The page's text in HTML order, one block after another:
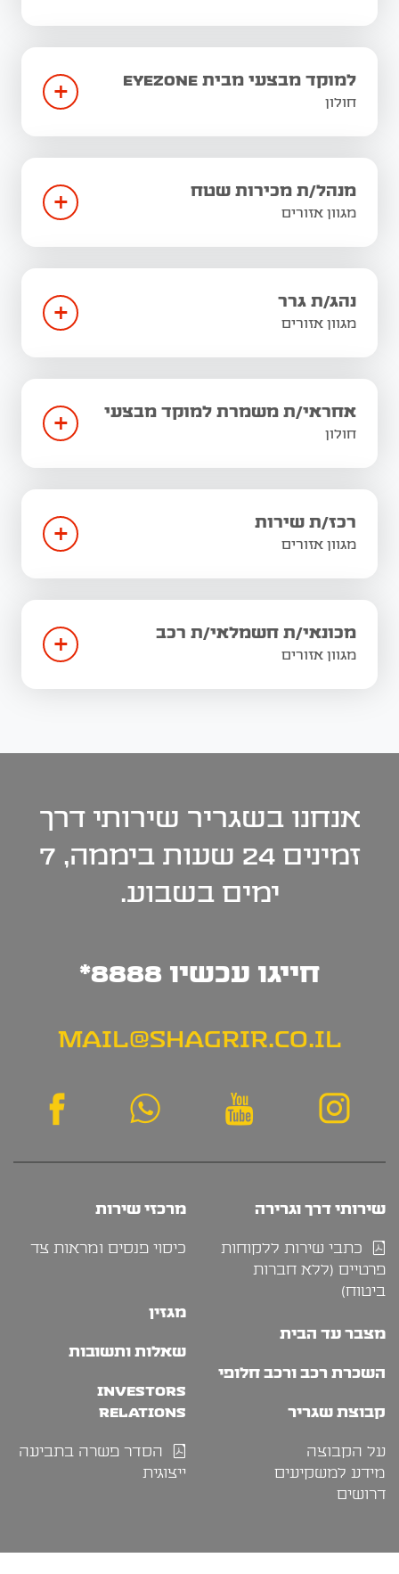
למוקד מבצעי מבית EYEZONE
חולון +
מנהל/ת מכירות שטח
מגוון אזורים +
נהג/ת גרר
מגוון אזורים +
אחראי/ת משמרת למוקד מבצעי
חולון +
רכז/ת שירות
מגוון אזורים +
מכונאי/ת חשמלאי/ת רכב
מגוון אזורים +
שירותי דרך וגרירה
כתבי שירות ללקוחות
פרטיים (ללא חברות
ביטוח)
מצבר עד הבית
השכרת רכב ורכב חלופי
קבוצת שגריר
על הקבוצה
מידע למשקיעים
דרושים
מרכזי שירות
כיסוי פנסים ומראות צד
מגזין
שאלות ותשובות
INVESTORS
RELATIONS
הסדר פשרה בתביעה
ייצוגית
אנחנו בשגריר שירותי דרך
זמינים 24 שעות
ביממה, 7
ימים בשבוע.
חייגו עכשיו 8888*
MAIL@SHAGRIR.CO.IL